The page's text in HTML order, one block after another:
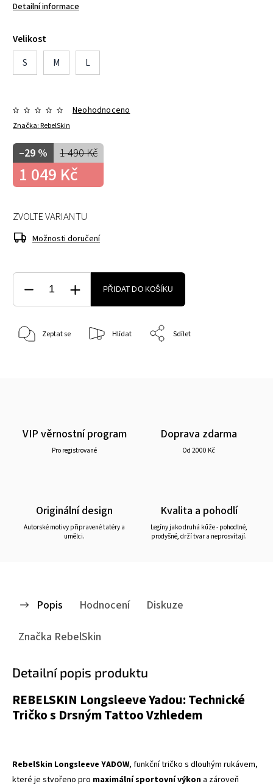
Detailní informace
Velikost
S
M L
Značka:RebelSkin
Neohodnoceno
1 490 Kč
–29 %
1 049 Kč
ZVOLTE VARIANTU
Možnosti doručení
PŘIDAT DO KOŠÍKU
Zeptat se Hlídat Sdílet
VIP věrnostní program
Pro registrované
Doprava zdarma
Od 2000 Kč
Originální design
Autorské motivy připravené tatéry a
umělci.
Kvalita a pohodlí
Legíny jako druhá kůže - pohodlné,
prodyšné, drží tvar a neprosvítají.
Popis Hodnocení
Diskuze
Značka RebelSkin
Detailní popis produktu
REBELSKIN Longsleeve Yadou: Technické
Tričko s Drsným Tattoo Vzhledem
RebelSkin Longsleeve YADOW, funkční tričko s dlouhým rukávem,
které je stvořeno pro maximální sportovní výkon a zároveň